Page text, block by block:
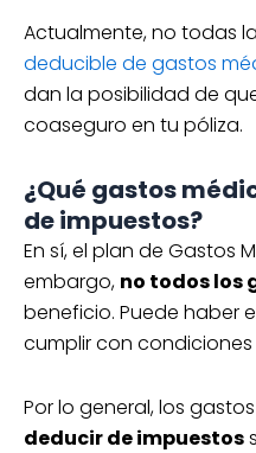
Actualmente, no todas
deducible de gastos
dan la posibilidad de
coaseguro en tu póliza.
¿Qué gastos
de impuestos?
En sí, el plan de Gastos
embargo, no todos los
beneficio. Puede haber
cumplir con
Por lo general, los
deducir de impuestos